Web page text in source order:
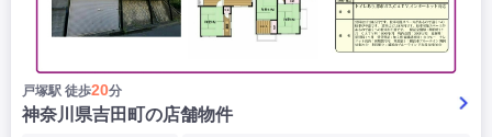
戸塚駅 徒歩20分
神奈川県吉田町の店舗物件